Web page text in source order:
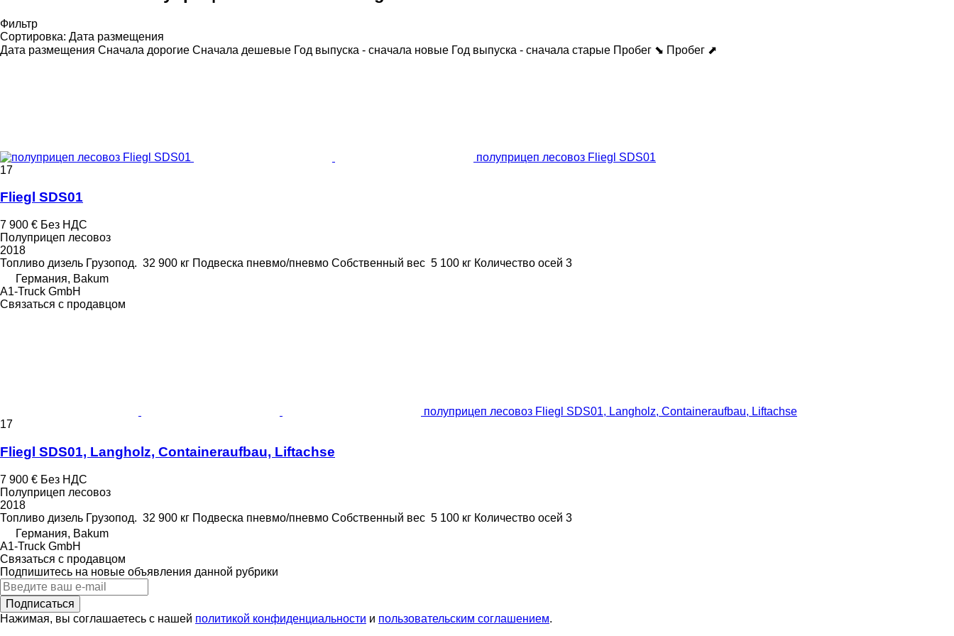
Фильтр
Сортировка: Дата размещения
Дата размещения Сначала дорогие Сначала дешевые Год выпуска - сначала новые Год выпуска - сначала старые Пробег ⬊ Пробег ⬈
полуприцеп лесовоз Fliegl SDS01
17
Fliegl SDS01
7 900 € Без НДС
Полуприцеп лесовоз
2018
Топливо дизель Грузопод. 32 900 кг Подвеска пневмо/пневмо Собственный вес 5 100 кг Количество осей 3
Германия, Bakum
A1-Truck GmbH
Связаться с продавцом
полуприцеп лесовоз Fliegl SDS01, Langholz, Containeraufbau, Liftachse
17
Fliegl SDS01, Langholz, Containeraufbau, Liftachse
7 900 € Без НДС
Полуприцеп лесовоз
2018
Топливо дизель Грузопод. 32 900 кг Подвеска пневмо/пневмо Собственный вес 5 100 кг Количество осей 3
Германия, Bakum
A1-Truck GmbH
Связаться с продавцом
Подпишитесь на новые объявления данной рубрики
Подписаться
Нажимая, вы соглашаетесь с нашей политикой конфиденциальности и пользовательским соглашением.